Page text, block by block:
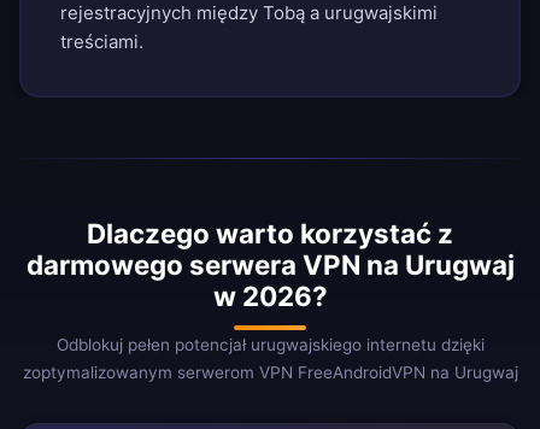
rejestracyjnych między Tobą a urugwajskimi
treściami.
Dlaczego warto korzystać z
darmowego serwera VPN na Urugwaj
w 2026?
Odblokuj pełen potencjał urugwajskiego internetu dzięki
zoptymalizowanym serwerom VPN FreeAndroidVPN na Urugwaj